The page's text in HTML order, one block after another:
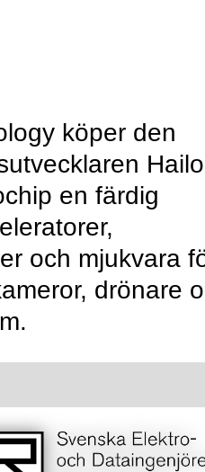
köper den
en färdig
och mjukvara
drönare